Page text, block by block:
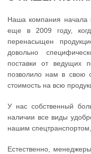
Наша компания начала
еще в 2009 году,
перенасыщен
довольно
поставки от ведущих
позволило нам в свою
стоимость на всю
У нас собственный
наличии все виды
нашим
Естественно,